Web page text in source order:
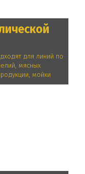
для линий по
мясных
мойки